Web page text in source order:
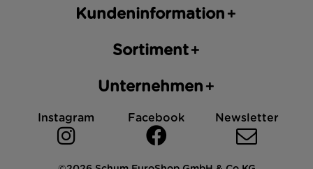
Kundeninformation
Sortiment
Unternehmen
Instagram Facebook Newsletter